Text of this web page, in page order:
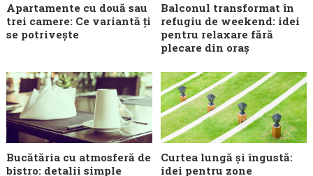
Apartamente cu două sau
trei camere: Ce variantă ți
se potrivește
Balconul transformat în
refugiu de weekend: idei
pentru relaxare fără
plecare din oraș
Bucătăria cu atmosferă de
bistro: detalii simple
Curtea lungă și îngustă:
idei pentru zone